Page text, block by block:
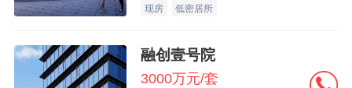
现房 低密居所
融创壹号院
3000万元/套